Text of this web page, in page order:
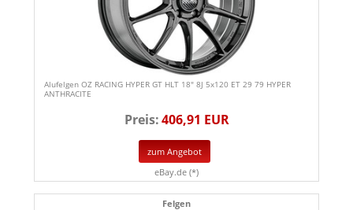
Alufelgen OZ RACING HYPER GT HLT 18" 8J 5x120 ET 29 79 HYPER
ANTHRACITE
Preis:406,91 EUR
zum Angebot
eBay.de (*)
Felgen